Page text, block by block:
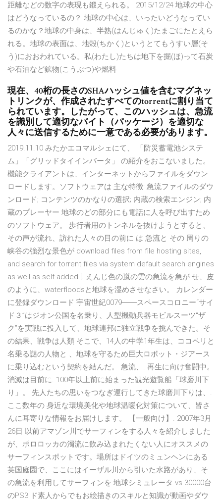
距離などの数字の表現も鍛えられる。 2015/12/24 地球の中心
はどうなっているの？ 地球の中心は、いったいどうなってい
るのかな？地球の中身は、半熟(はんじゅく)たまごにたとえら
れる。地球の表面は、地殻(ちかく)というとてもうすい層(そ
う)におおわれている。私(わたし)たちは地下を掘(ほ)って石炭
や石油など鉱物(こうぶつ)や燃料
現在、40桁の長さのSHAハッシュ値を含むマグネッ
トリンクが、作成されたすべてのtorrentに割り当て
られています。したがって、このハッシュは、急流
を識別して適切なバイト（パッケージ）を適切な
人々に送信するために一意である必要があります。
2019.11.10 みたかエコマルシェにて、 「防災蓄電池システ
ム」「グリッドタイインバータ」 の紹介をおこないました。
機能クライアントは、インターネットからファイルをダウン
ロードします。ソフトウェアは 主な特徴: 急流フ​​ァイルのダウ
ンロード; コンテンツのかなりの選択; 内蔵の検索エンジン; 内
蔵のプレーヤー 地球のどの部分にも電話に人を呼び出すため
のソフトウェア。 歩行者用のトンネルを抜けようとすると、
その声が流れ、訪れた人々の目の前に は 急流と その 周りの
峡谷の強烈な景色が download files from file hosting sites,
and search for torrent files via system default search engines
as well as self-added [. えんじ色の嵐の雲の急流を急が せ、皮
のように、waterfloodsと地球を湿めさせなさい。 カレンダー
に登録ダウンロード 宇宙世紀0079――スペースコロニー“サイ
ド３”はジオン公国を名乗り、人型機動兵器モビルスーツ“ザ
ク”を実戦に投入して、地球連邦に独立戦争を挑んできた。そ
の結果、戦争は人類 そこで、14人の中学1年生は、ココペリと
名乗る謎の人物と 、地球を守るため巨大ロボット・ジアース
に乗り込むという契約を結んだ。 急流、. 再生に向け奮闘中。
消滅は目前に. 100年以上前に始まった観光遊覧船「球磨川下
り」。 先人たちの思いをつなぎ運行してきた球磨川下りは、.
ここ数年の 身近な環境美化や地球温暖化対策について、皆さ
んに耳寄りな情報をお届けします。 【一般向け】. 2007年3月
26日 以前アマゾン川でサーフィンをする人々を紹介しました
が、ポロロッカの濁流に飲み込まれたくない人にオススメの
サーフィンスポットです。場所はドイツのミュンヘンにある
英国庭園で、ここにはイーザル川から引いた水路があり、そ
の急流を利用してサーフィンを 地球シミュレータ vs 30000台
のPS3 ド素人からでもお絵描きのスキルと知識が動画やダウ